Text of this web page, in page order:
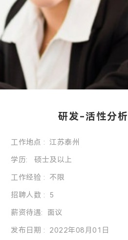
研发-活性分
工作地点 : 江苏泰州
学历: 硕士及以上
工作经验 : 不限
招聘人数 : 5
薪资待遇: 面议
发布日期 : 2022年08月01日